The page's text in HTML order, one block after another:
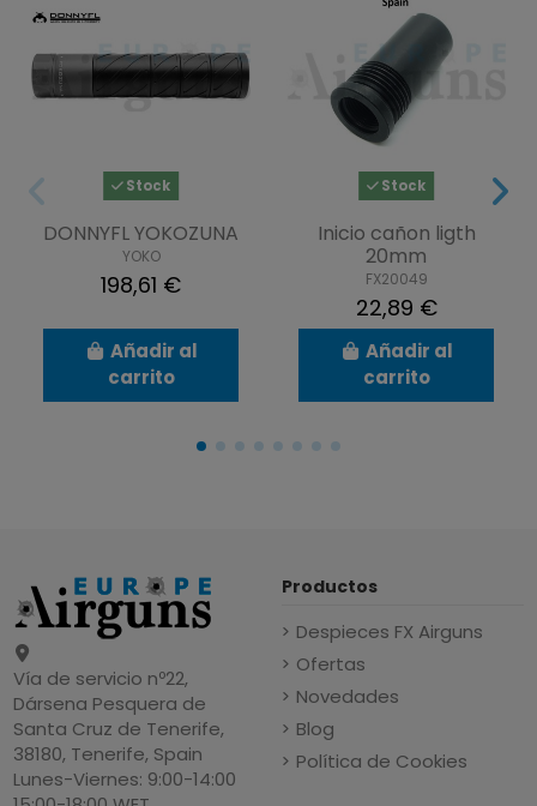
Stock
DONNYFL YOKOZUNA
YOKO
198,61 €
Añadir al
carrito
Stock
Inicio cañon ligth
20mm
FX20049
22,89 €
Añadir al
carrito
Vía de servicio nº22,
Dársena Pesquera de
Santa Cruz de Tenerife,
38180, Tenerife, Spain
Lunes-Viernes: 9:00-14:00
Productos
Despieces FX Airguns
Ofertas
Novedades
Blog
Política de Cookies